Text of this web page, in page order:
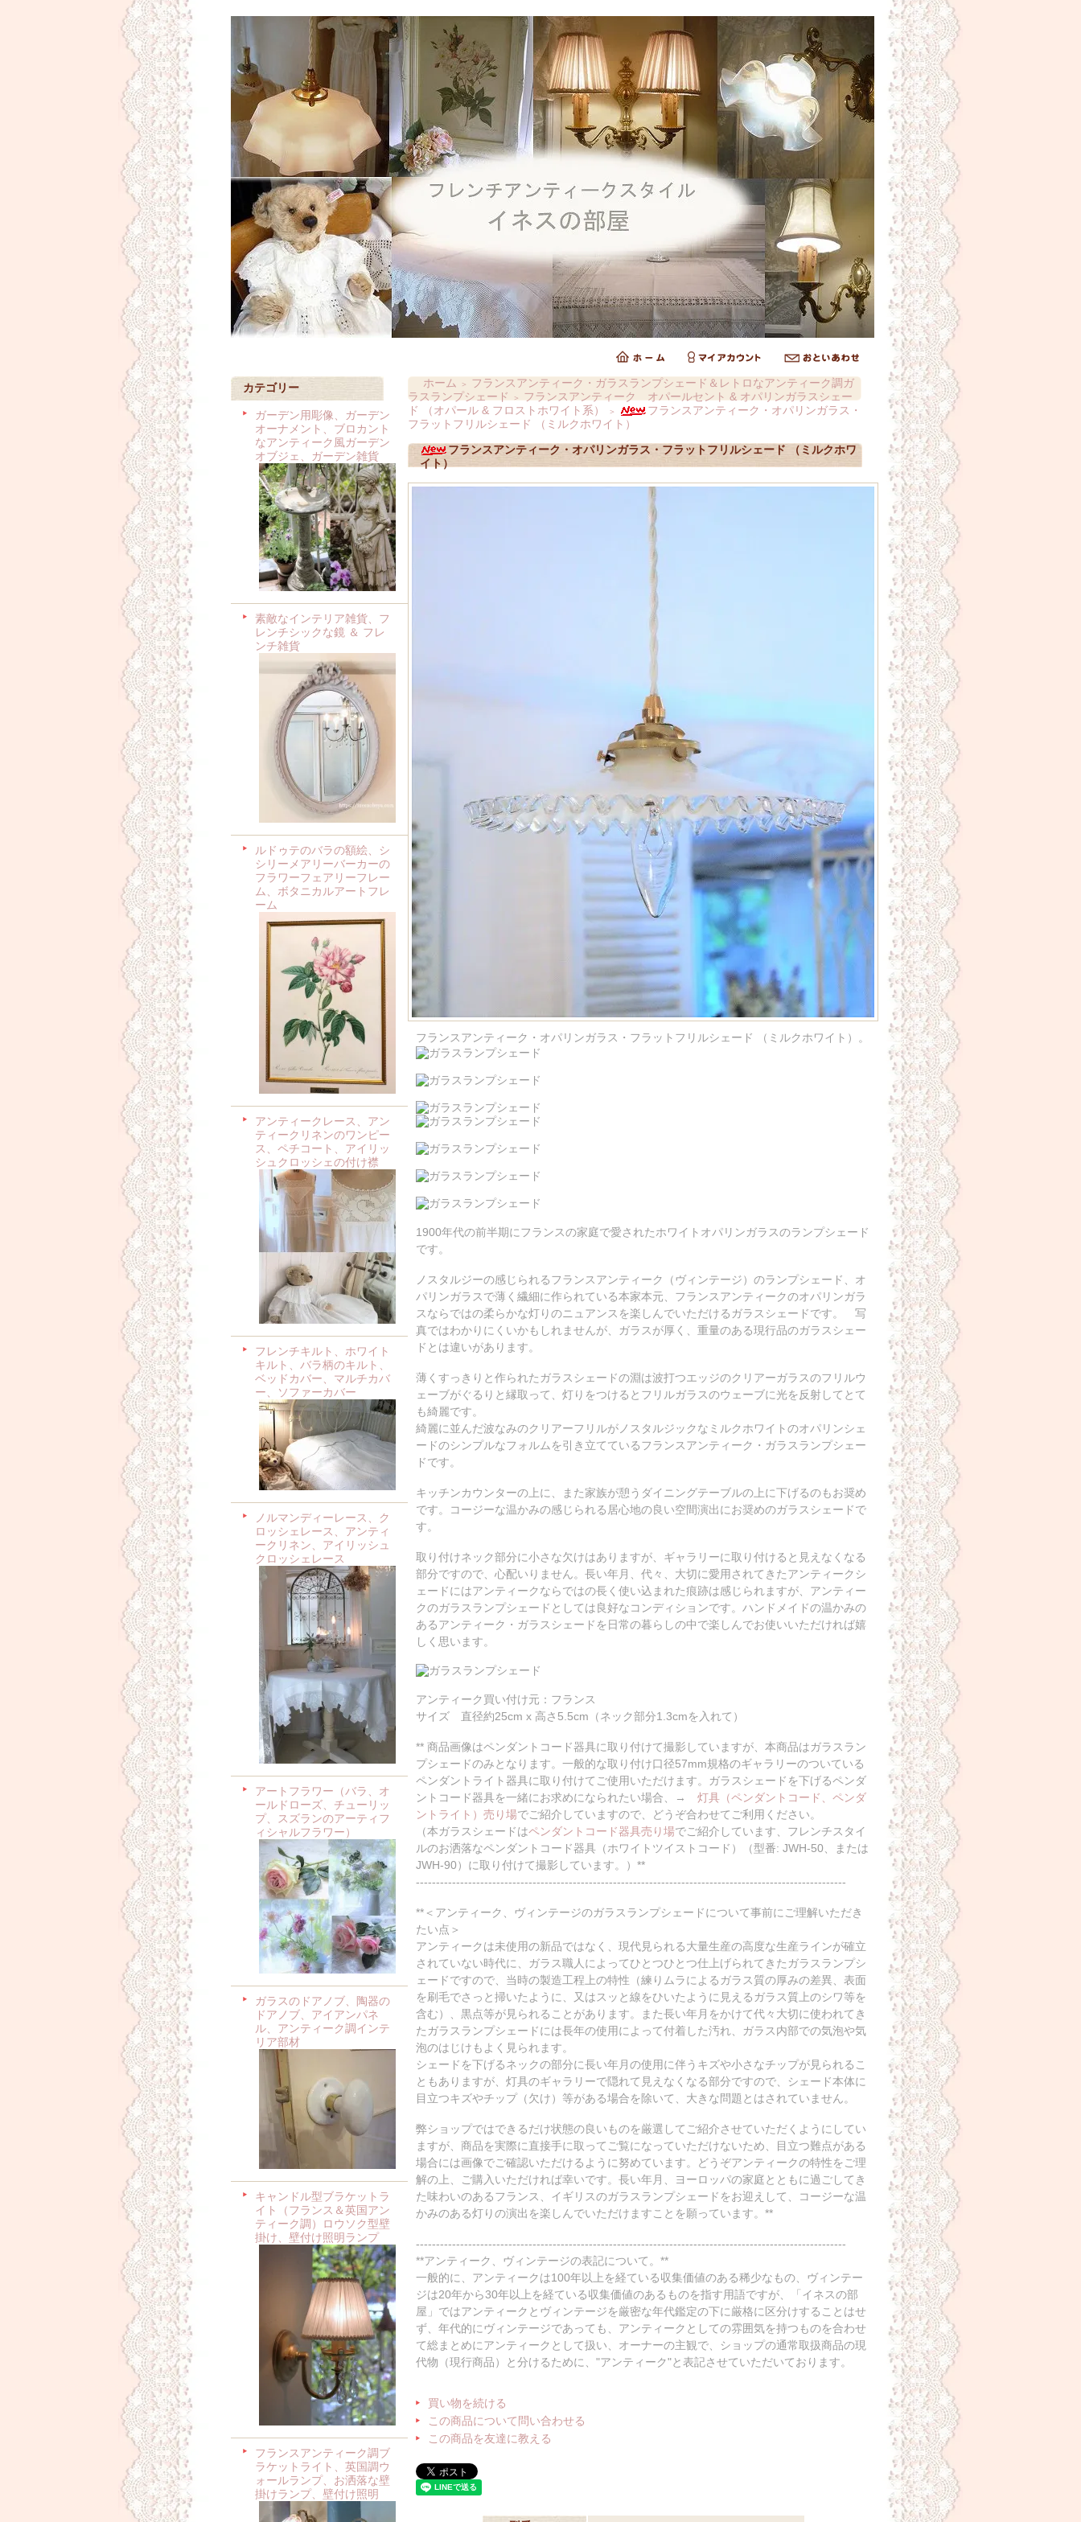
カテゴリー
ガーデン用彫像、ガーデン
オーナメント、ブロカント
なアンティーク風ガーデン
オブジェ、ガーデン雑貨
素敵なインテリア雑貨、フ
レンチシックな鏡 ＆ フレ
ンチ雑貨
ルドゥテのバラの額絵、シ
シリーメアリーバーカーの
フラワーフェアリーフレー
ム、ボタニカルアートフレ
ーム
アンティークレース、アン
ティークリネンのワンピー
ス、ペチコート、アイリッ
シュクロッシェの付け襟
フレンチキルト、ホワイト
キルト、バラ柄のキルト、
ベッドカバー、マルチカバ
ー、ソファーカバー
ノルマンディーレース、ク
ロッシェレース、アンティ
ークリネン、アイリッシュ
クロッシェレース
アートフラワー（バラ、オ
ールドローズ、チューリッ
プ、スズランのアーティフ
ィシャルフラワー）
ガラスのドアノブ、陶器の
ドアノブ、アイアンパネ
ル、アンティーク調インテ
リア部材
キャンドル型ブラケットラ
イト（フランス＆英国アン
ティーク調）ロウソク型壁
掛け、壁付け照明ランプ
フランスアンティーク調ブ
ラケットライト、英国調ウ
ォールランプ、お洒落な壁
掛けランプ、壁付け照明
ホーム ＞
フランスアンティーク・ガラスランプシェード＆レトロなアンティーク調ガ
ラスランプシェード
＞
フランスアンティーク オパールセント & オパリンガラスシェー
ド （オパール & フロストホワイト系）
＞
フランスアンティーク・オパリンガラス・
フラットフリルシェード （ミルクホワイト）
フランスアンティーク・オパリンガラス・フラットフリルシェード （ミルクホワ
イト）
フランスアンティーク・オパリンガラス・フラットフリルシェード （ミルクホワイト）。
1900年代の前半期にフランスの家庭で愛されたホワイトオパリンガラスのランプシェード
です。
ノスタルジーの感じられるフランスアンティーク（ヴィンテージ）のランプシェード、オ
パリンガラスで薄く繊細に作られている本家本元、フランスアンティークのオパリンガラ
スならではの柔らかな灯りのニュアンスを楽しんでいただけるガラスシェードです。 写
真ではわかりにくいかもしれませんが、ガラスが厚く、重量のある現行品のガラスシェー
ドとは違いがあります。
薄くすっきりと作られたガラスシェードの淵は波打つエッジのクリアーガラスのフリルウ
ェーブがぐるりと縁取って、灯りをつけるとフリルガラスのウェーブに光を反射してとて
も綺麗です。
綺麗に並んだ波なみのクリアーフリルがノスタルジックなミルクホワイトのオパリンシェ
ードのシンプルなフォルムを引き立てているフランスアンティーク・ガラスランプシェー
ドです。
キッチンカウンターの上に、また家族が憩うダイニングテーブルの上に下げるのもお奨め
です。コージーな温かみの感じられる居心地の良い空間演出にお奨めのガラスシェードで
す。
取り付けネック部分に小さな欠けはありますが、ギャラリーに取り付けると見えなくなる
部分ですので、心配いりません。長い年月、代々、大切に愛用されてきたアンティークシ
ェードにはアンティークならではの長く使い込まれた痕跡は感じられますが、アンティー
クのガラスランプシェードとしては良好なコンディションです。ハンドメイドの温かみの
あるアンティーク・ガラスシェードを日常の暮らしの中で楽しんでお使いいただければ嬉
しく思います。
アンティーク買い付け元：フランス
サイズ 直径約25cm x 高さ5.5cm（ネック部分1.3cmを入れて）
** 商品画像はペンダントコード器具に取り付けて撮影していますが、本商品はガラスラン
プシェードのみとなります。一般的な取り付け口径57mm規格のギャラリーのついている
ペンダントライト器具に取り付けてご使用いただけます。ガラスシェードを下げるペンダ
ントコード器具を一緒にお求めになられたい場合、→ 灯具（ペンダントコード、ペンダ
ントライト）売り場でご紹介していますので、どうぞ合わせてご利用ください。
（本ガラスシェードはペンダントコード器具売り場でご紹介しています、フレンチスタイ
ルのお洒落なペンダントコード器具（ホワイトツイストコード）（型番: JWH-50、または
JWH-90）に取り付けて撮影しています。）**
-----------------------------------------------------------------------------------------------------------
**＜アンティーク、ヴィンテージのガラスランプシェードについて事前にご理解いただき
たい点＞
アンティークは未使用の新品ではなく、現代見られる大量生産の高度な生産ラインが確立
されていない時代に、ガラス職人によってひとつひとつ仕上げられてきたガラスランプシ
ェードですので、当時の製造工程上の特性（練りムラによるガラス質の厚みの差異、表面
を刷毛でさっと掃いたように、又はスッと線をひいたように見えるガラス質上のシワ等を
含む）、黒点等が見られることがあります。また長い年月をかけて代々大切に使われてき
たガラスランプシェードには長年の使用によって付着した汚れ、ガラス内部での気泡や気
泡のはじけもよく見られます。
シェードを下げるネックの部分に長い年月の使用に伴うキズや小さなチップが見られるこ
ともありますが、灯具のギャラリーで隠れて見えなくなる部分ですので、シェード本体に
目立つキズやチップ（欠け）等がある場合を除いて、大きな問題とはされていません。
弊ショップではできるだけ状態の良いものを厳選してご紹介させていただくようにしてい
ますが、商品を実際に直接手に取ってご覧になっていただけないため、目立つ難点がある
場合には画像でご確認いただけるように努めています。どうぞアンティークの特性をご理
解の上、ご購入いただければ幸いです。長い年月、ヨーロッパの家庭とともに過ごしてき
た味わいのあるフランス、イギリスのガラスランプシェードをお迎えして、コージーな温
かみのある灯りの演出を楽しんでいただけますことを願っています。**
-----------------------------------------------------------------------------------------------------------
**アンティーク、ヴィンテージの表記について。**
一般的に、アンティークは100年以上を経ている収集価値のある稀少なもの、ヴィンテー
ジは20年から30年以上を経ている収集価値のあるものを指す用語ですが、「イネスの部
屋」ではアンティークとヴィンテージを厳密な年代鑑定の下に厳格に区分けすることはせ
ず、年代的にヴィンテージであっても、アンティークとしての雰囲気を持つものを合わせ
て総まとめにアンティークとして扱い、オーナーの主観で、ショップの通常取扱商品の現
代物（現行商品）と分けるために、"アンティーク"と表記させていただいております。
買い物を続ける
この商品について問い合わせる
この商品を友達に教える